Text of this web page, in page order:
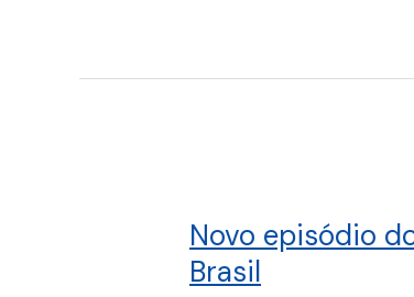
Novo episódio
Brasil
do
PodSanear
aborda